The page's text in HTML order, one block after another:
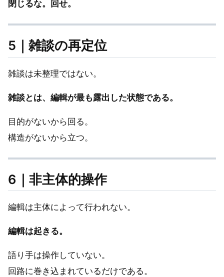
閉じるな。回せ。
5｜雑談の再定位
雑談は未整理ではない。
雑談とは、編輯が最も露出した状態である。
目的がないから回る。
構造がないから立つ。
6｜非主体的操作
編輯は主体によって行われない。
編輯は起きる。
語り手は操作していない。
回路に巻き込まれているだけである。